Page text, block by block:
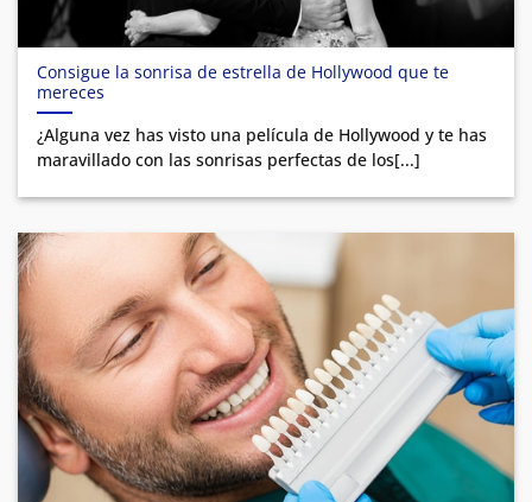
Consigue la sonrisa de estrella de Hollywood que te
mereces
¿Alguna vez has visto una película de Hollywood y te has
maravillado con las sonrisas perfectas de los[...]